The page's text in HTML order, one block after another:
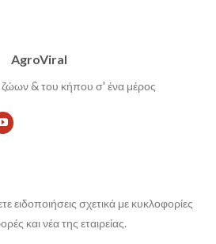
AgroViral
& του κήπου σ' ένα μέρος
ειδοποιήσεις σχετικά με κυκλοφορίες
και νέα της εταιρείας.